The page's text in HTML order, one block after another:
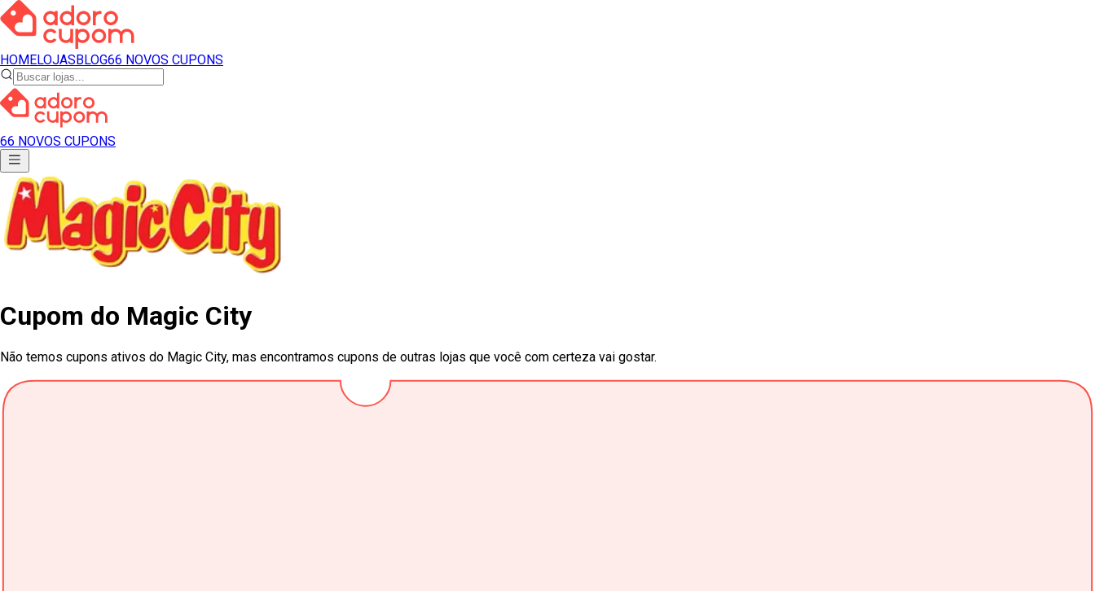
HOMELOJASBLOG66 NOVOS CUPONS
66 NOVOS CUPONS
Cupom do Magic City
Não temos cupons ativos do Magic City, mas encontramos cupons de outras lojas que você com certeza vai gostar.